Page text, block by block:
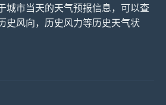
城市当天的天气预报信息，可以查
史风向，历史风力等历史天气状